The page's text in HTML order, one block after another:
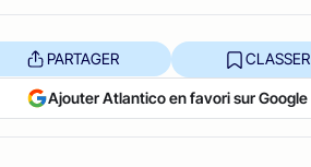
PARTAGER CLASSER
Ajouter Atlantico en favori sur Google